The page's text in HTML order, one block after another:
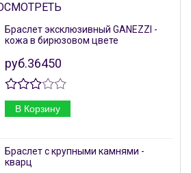
Браслет эксклюзивный GANEZZI -
кожа в бирюзовом цвете
руб.36450
В Корзину
Браслет с крупными камнями -
кварц